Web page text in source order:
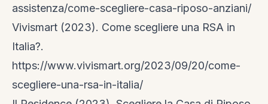
assistenza/come-scegliere-casa-riposo-anziani/
Vivismart (2023). Come scegliere una RSA in
Italia?.
https://www.vivismart.org/2023/09/20/come-
scegliere-una-rsa-in-italia/